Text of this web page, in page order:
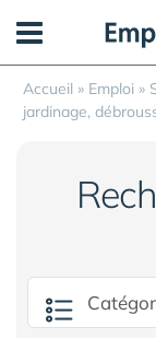
Accueil » Emploi »
jardinage,